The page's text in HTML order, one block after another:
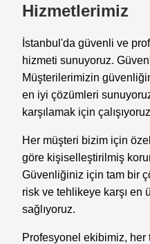
Hizmetlerimiz
İstanbul'da güvenli ve
hizmeti sunuyoruz.
Müşterilerimizin
en iyi çözümleri
karşılamak için
Her müşteri bizim için
göre kişiselleştirilmiş
Güvenliğiniz için tam bir
risk ve tehlikeye karşı en
sağlıyoruz.
Profesyonel ekibimiz, her